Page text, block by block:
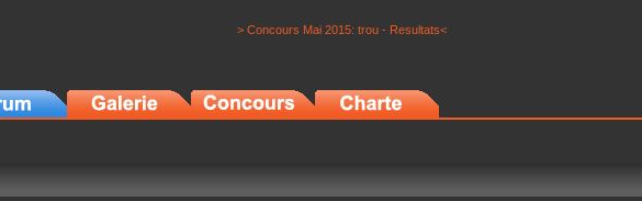
> Concours Mai 2015: trou - Resultats<